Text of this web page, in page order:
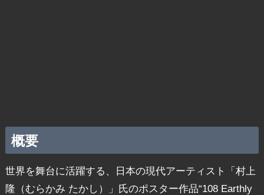
概要
世界を舞台に活躍する、日本の現代アーティスト「村上
隆（むらかみ たかし）」氏のポスター作品“108 Earthly